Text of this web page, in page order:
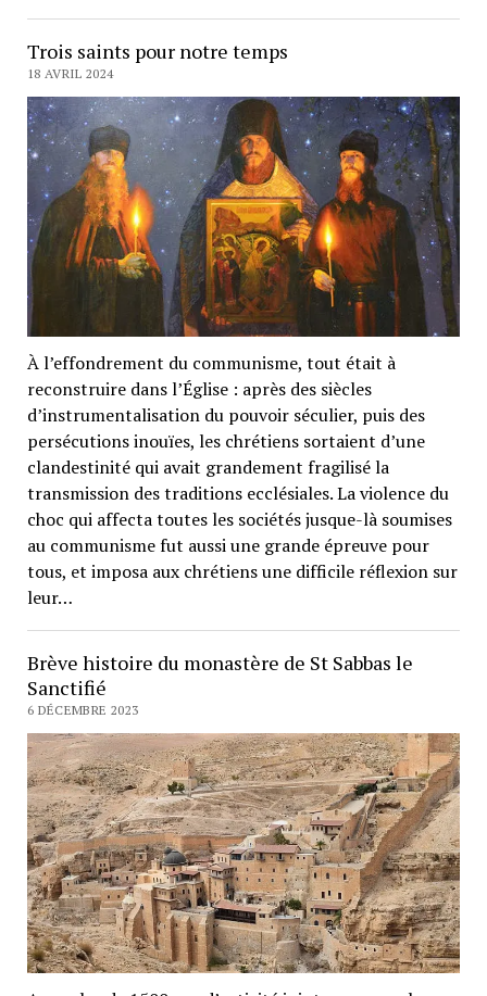
Trois saints pour notre temps
18 AVRIL 2024
À l’effondrement du communisme, tout était à
reconstruire dans l’Église : après des siècles
d’instrumentalisation du pouvoir séculier, puis des
persécutions inouïes, les chrétiens sortaient d’une
clandestinité qui avait grandement fragilisé la
transmission des traditions ecclésiales. La violence du
choc qui affecta toutes les sociétés jusque-là soumises
au communisme fut aussi une grande épreuve pour
tous, et imposa aux chrétiens une difficile réflexion sur
leur…
Brève histoire du monastère de St Sabbas le
Sanctifié
6 DÉCEMBRE 2023